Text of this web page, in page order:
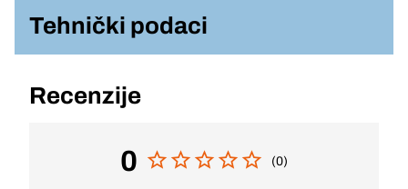
Tehnički podaci
Recenzije
0 (0)